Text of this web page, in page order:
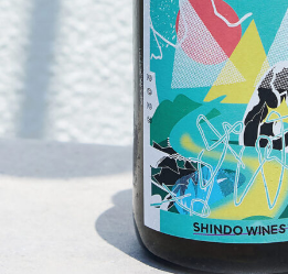
ACCESS
ONLINE SHOP